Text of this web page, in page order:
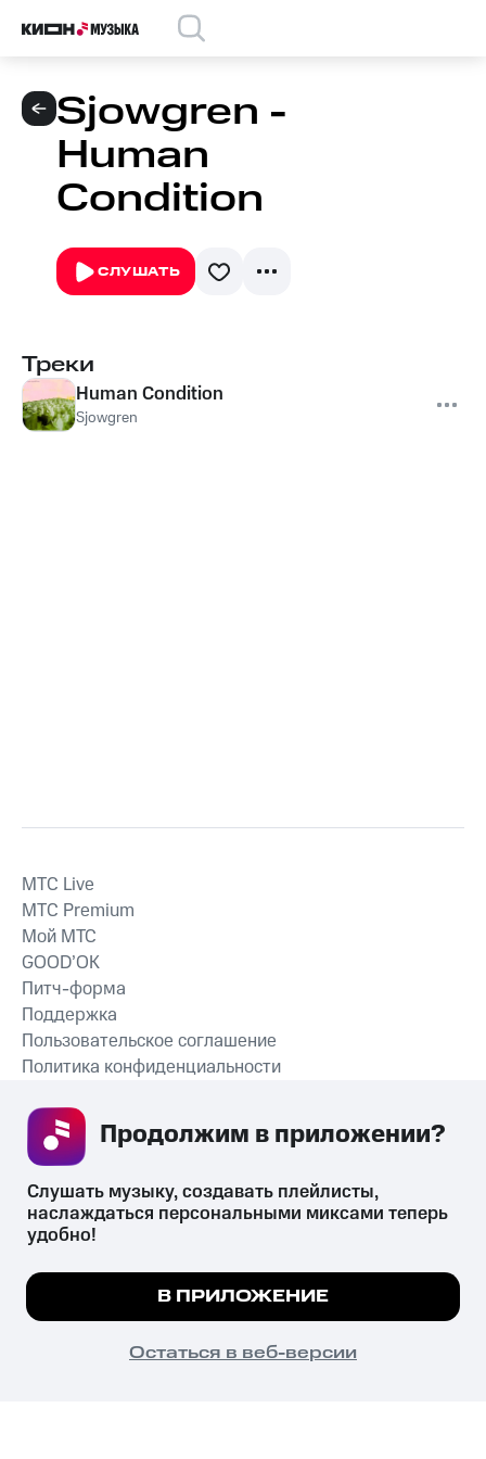
Sjowgren -
Human
Condition
СЛУШАТЬ
Треки
Human Condition
Sjowgren
СКАЧАТЬ ПРИЛОЖЕНИЕ
MTС Live
MTС Premium
Мой МТС
GOOD’OK
Питч-форма
Поддержка
Пользовательское соглашение
Политика конфиденциальности
психотропных веществ, их аналогов причиняет вред здоровью,
их незаконный оборот запрещён и влечёт установленную
законодательством ответственность.
© 2026 ООО «КИОН».
Все права защищены
Мы используем куки, чтобы на сайте все
Подробнее
ПОНЯТНО
Слушать музыку, создавать плейлисты,
наслаждаться персональными миксами теперь
удобно!
В ПРИЛОЖЕНИЕ
Остаться в веб-версии